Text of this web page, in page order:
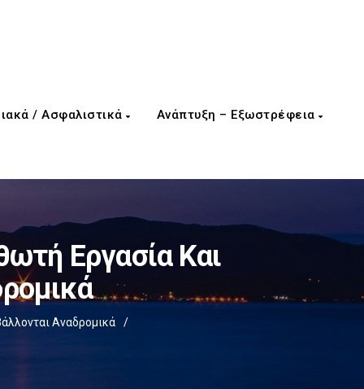
/ Ασφαλιστικά Ανάπτυξη – Εξωστρέφεια
Εργασία Και
Αναδρομικά /